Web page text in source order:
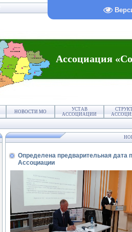
Ассоциация
НОВОСТИ МО
УСТАВ
АССОЦИАЦИИ
Определена предварительная дата
Ассоциации